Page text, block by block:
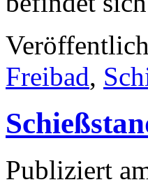
Freibad,
Publiziert